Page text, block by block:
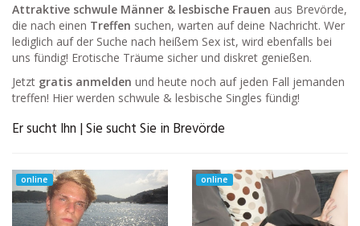
Attraktive schwule Männer & lesbische Frauen aus Brevörde,
die nach einen Treffen suchen, warten auf deine Nachricht. Wer
lediglich auf der Suche nach heißem Sex ist, wird ebenfalls bei
uns fündig! Erotische Träume sicher und diskret genießen.
Jetzt gratis anmelden und heute noch auf jeden Fall jemanden
treffen! Hier werden schwule & lesbische Singles fündig!
Er sucht Ihn | Sie sucht Sie in Brevörde
online online